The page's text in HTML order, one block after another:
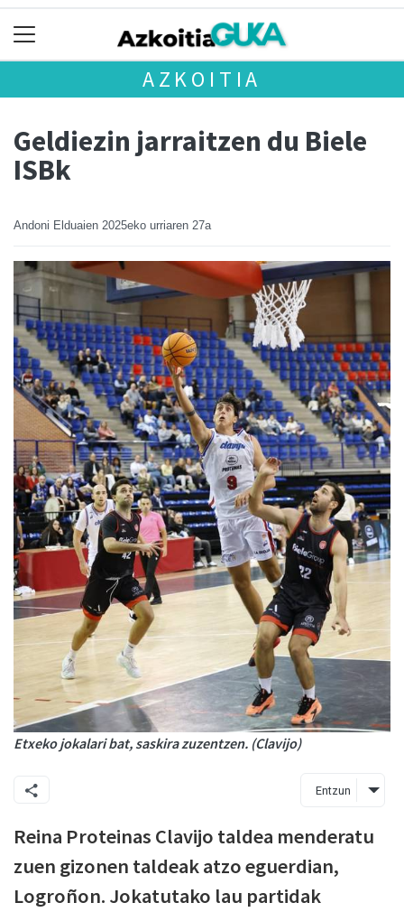
AZKOITIA
Geldiezin jarraitzen du Biele
ISBk
Andoni Elduaien 2025eko urriaren 27a
Etxeko jokalari bat, saskira zuzentzen. (Clavijo)
Entzun
Reina Proteinas Clavijo taldea menderatu
zuen gizonen taldeak atzo eguerdian,
Logroñon. Jokatutako lau partidak